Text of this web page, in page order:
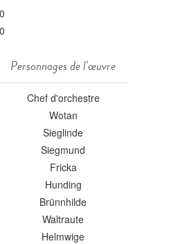
Personnages de l'œuvre
Chef d'orchestre
Wotan
Sieglinde
Siegmund
Fricka
Hunding
Brünnhilde
Waltraute
Helmwige